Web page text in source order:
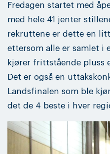
Fredagen startet med
med hele 41 jenter
rekruttene er dette en
ettersom alle er samlet i
kjører frittstående pluss
Det er også en
Landsfinalen som ble
det de 4 beste i hver